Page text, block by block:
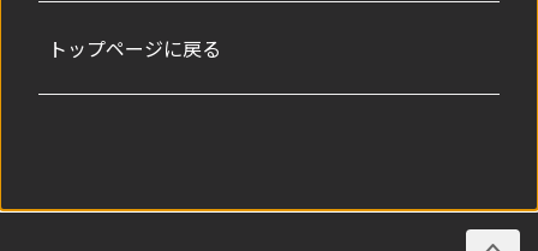
トップページに戻る